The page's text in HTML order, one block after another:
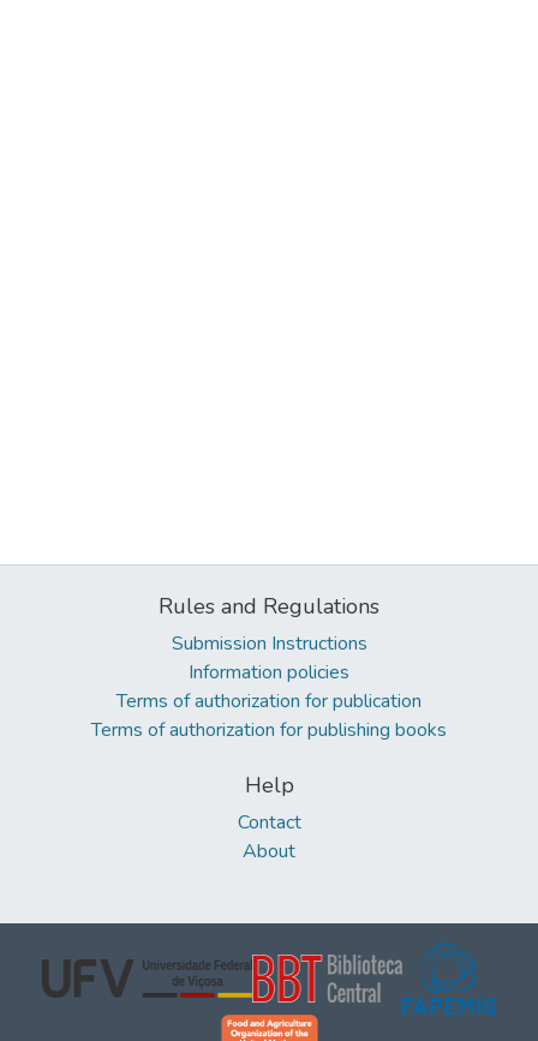
Rules and Regulations
Submission Instructions
Information policies
Terms of authorization for publication
Terms of authorization for publishing books
Help
Contact
About